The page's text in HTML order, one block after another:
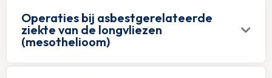
Operaties bij asbestgerelateerde
ziekte van de longvliezen
(mesothelioom)